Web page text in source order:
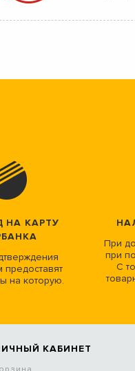
НА КАРТУ
предоставят
на которую.
При
при
С
КАБИНЕТ